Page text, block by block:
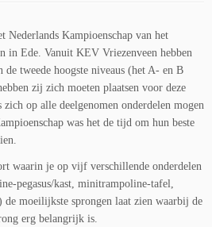
Nederlands Kampioenschap van het
in Ede. Vanuit KEV Vriezenveen hebben
tweede hoogste niveaus (het A- en B
zij zich moeten plaatsen voor deze
op alle deelgenomen onderdelen mogen
was het de tijd om hun beste
waarin je op vijf verschillende onderdelen
pegasus/kast, minitrampoline-tafel,
de moeilijkste sprongen laat zien waarbij de
erg belangrijk is.